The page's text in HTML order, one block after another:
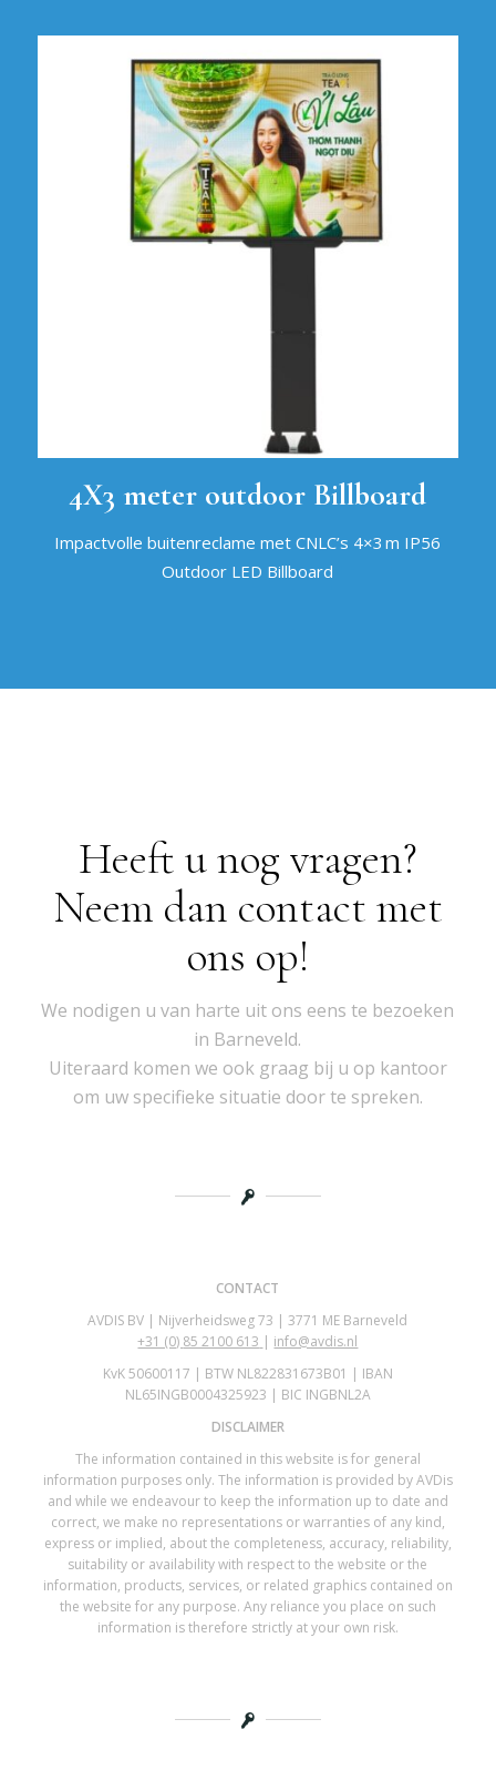
4X3 meter outdoor Billboard
Impactvolle buitenreclame met CNLC’s 4×3 m IP56
Outdoor LED Billboard
Heeft u nog vragen?
Neem dan contact met
ons op!
We nodigen u van harte uit ons eens te bezoeken
in Barneveld.
Uiteraard komen we ook graag bij u op kantoor
om uw specifieke situatie door te spreken.
CONTACT
AVDIS BV | Nijverheidsweg 73 | 3771 ME Barneveld
+31 (0) 85 2100 613 | info@avdis.nl
KvK 50600117 | BTW NL822831673B01 | IBAN
NL65INGB0004325923 | BIC INGBNL2A
DISCLAIMER
The information contained in this website is for general
information purposes only. The information is provided by AVDis
and while we endeavour to keep the information up to date and
correct, we make no representations or warranties of any kind,
express or implied, about the completeness, accuracy, reliability,
suitability or availability with respect to the website or the
information, products, services, or related graphics contained on
the website for any purpose. Any reliance you place on such
information is therefore strictly at your own risk.